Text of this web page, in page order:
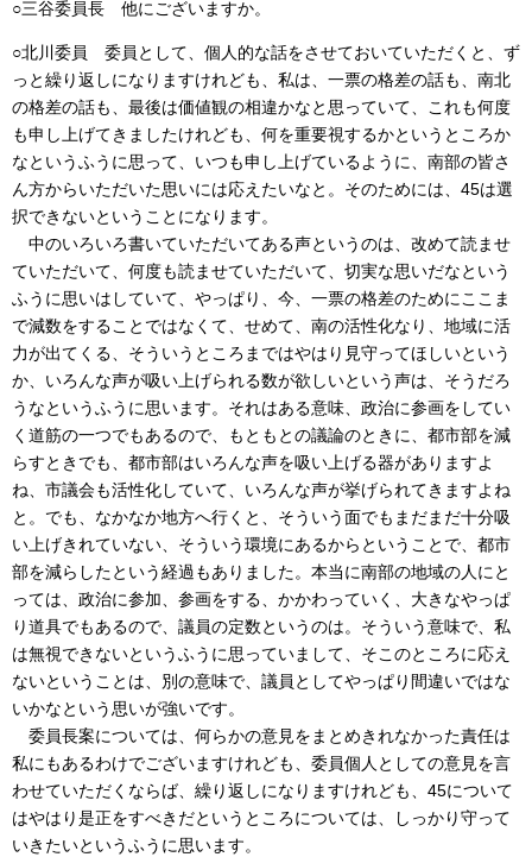
○三谷委員長 他にございますか。
○北川委員 委員として、個人的な話をさせておいていただくと、ず
っと繰り返しになりますけれども、私は、一票の格差の話も、南北
の格差の話も、最後は価値観の相違かなと思っていて、これも何度
も申し上げてきましたけれども、何を重要視するかというところか
なというふうに思って、いつも申し上げているように、南部の皆さ
ん方からいただいた思いには応えたいなと。そのためには、45は選
択できないということになります。
中のいろいろ書いていただいてある声というのは、改めて読ませ
ていただいて、何度も読ませていただいて、切実な思いだなという
ふうに思いはしていて、やっぱり、今、一票の格差のためにここま
で減数をすることではなくて、せめて、南の活性化なり、地域に活
力が出てくる、そういうところまではやはり見守ってほしいという
か、いろんな声が吸い上げられる数が欲しいという声は、そうだろ
うなというふうに思います。それはある意味、政治に参画をしてい
く道筋の一つでもあるので、もともとの議論のときに、都市部を減
らすときでも、都市部はいろんな声を吸い上げる器がありますよ
ね、市議会も活性化していて、いろんな声が挙げられてきますよね
と。でも、なかなか地方へ行くと、そういう面でもまだまだ十分吸
い上げきれていない、そういう環境にあるからということで、都市
部を減らしたという経過もありました。本当に南部の地域の人にと
っては、政治に参加、参画をする、かかわっていく、大きなやっぱ
り道具でもあるので、議員の定数というのは。そういう意味で、私
は無視できないというふうに思っていまして、そこのところに応え
ないということは、別の意味で、議員としてやっぱり間違いではな
いかなという思いが強いです。
委員長案については、何らかの意見をまとめきれなかった責任は
私にもあるわけでございますけれども、委員個人としての意見を言
わせていただくならば、繰り返しになりますけれども、45について
はやはり是正をすべきだというところについては、しっかり守って
いきたいというふうに思います。